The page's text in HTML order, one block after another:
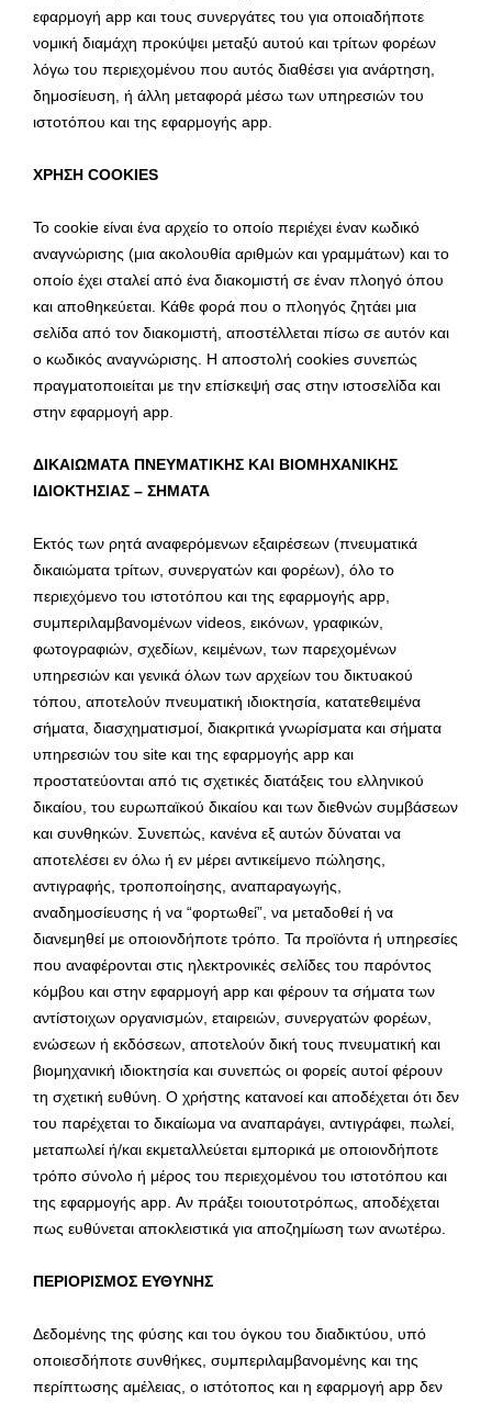
εφαρμογή app και τους συνεργάτες του για οποιαδήποτε
νομική διαμάχη προκύψει μεταξύ αυτού και τρίτων φορέων
λόγω του περιεχομένου που αυτός διαθέσει για ανάρτηση,
δημοσίευση, ή άλλη μεταφορά μέσω των υπηρεσιών του
ιστοτόπου και της εφαρμογής app.
ΧΡΗΣΗ COOKIES
Το cookie είναι ένα αρχείο το οποίο περιέχει έναν κωδικό
αναγνώρισης (μια ακολουθία αριθμών και γραμμάτων) και το
οποίο έχει σταλεί από ένα διακομιστή σε έναν πλοηγό όπου
και αποθηκεύεται. Κάθε φορά που ο πλοηγός ζητάει μια
σελίδα από τον διακομιστή, αποστέλλεται πίσω σε αυτόν και
ο κωδικός αναγνώρισης. Η αποστολή cookies συνεπώς
πραγματοποιείται με την επίσκεψή σας στην ιστοσελίδα και
στην εφαρμογή app.
ΔΙΚΑΙΩΜΑΤΑ ΠΝΕΥΜΑΤΙΚΗΣ ΚΑΙ ΒΙΟΜΗΧΑΝΙΚΗΣ
ΙΔΙΟΚΤΗΣΙΑΣ – ΣΗΜΑΤΑ
Εκτός των ρητά αναφερόμενων εξαιρέσεων (πνευματικά
δικαιώματα τρίτων, συνεργατών και φορέων), όλο το
περιεχόμενο του ιστοτόπου και της εφαρμογής app,
συμπεριλαμβανομένων videos, εικόνων, γραφικών,
φωτογραφιών, σχεδίων, κειμένων, των παρεχομένων
υπηρεσιών και γενικά όλων των αρχείων του δικτυακού
τόπου, αποτελούν πνευματική ιδιοκτησία, κατατεθειμένα
σήματα, διασχηματισμοί, διακριτικά γνωρίσματα και σήματα
υπηρεσιών του site και της εφαρμογής app και
προστατεύονται από τις σχετικές διατάξεις του ελληνικού
δικαίου, του ευρωπαϊκού δικαίου και των διεθνών συμβάσεων
και συνθηκών. Συνεπώς, κανένα εξ αυτών δύναται να
αποτελέσει εν όλω ή εν μέρει αντικείμενο πώλησης,
αντιγραφής, τροποποίησης, αναπαραγωγής,
αναδημοσίευσης ή να “φορτωθεί”, να μεταδοθεί ή να
διανεμηθεί με οποιονδήποτε τρόπο. Τα προϊόντα ή υπηρεσίες
που αναφέρονται στις ηλεκτρονικές σελίδες του παρόντος
κόμβου και στην εφαρμογή app και φέρουν τα σήματα των
αντίστοιχων οργανισμών, εταιρειών, συνεργατών φορέων,
ενώσεων ή εκδόσεων, αποτελούν δική τους πνευματική και
βιομηχανική ιδιοκτησία και συνεπώς οι φορείς αυτοί φέρουν
τη σχετική ευθύνη. Ο χρήστης κατανοεί και αποδέχεται ότι δεν
του παρέχεται το δικαίωμα να αναπαράγει, αντιγράφει, πωλεί,
μεταπωλεί ή/και εκμεταλλεύεται εμπορικά με οποιονδήποτε
τρόπο σύνολο ή μέρος του περιεχομένου του ιστοτόπου και
της εφαρμογής app. Αν πράξει τοιουτοτρόπως, αποδέχεται
πως ευθύνεται αποκλειστικά για αποζημίωση των ανωτέρω.
ΠΕΡΙΟΡΙΣΜΟΣ ΕΥΘΥΝΗΣ
Δεδομένης της φύσης και του όγκου του διαδικτύου, υπό
οποιεσδήποτε συνθήκες, συμπεριλαμβανομένης και της
περίπτωσης αμέλειας, ο ιστότοπος και η εφαρμογή app δεν